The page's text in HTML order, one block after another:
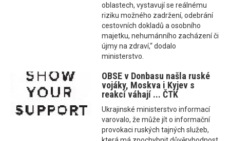
oblastech, vystavují se reálnému
riziku možného zadržení, odebrání
cestovních dokladů a osobního
majetku, nehumánního zacházení či
újmy na zdraví,“ dodalo
ministerstvo.
OBSE v Donbasu našla ruské
vojáky, Moskva i Kyjev s
reakcí váhají ... ČTK
Ukrajinské ministerstvo informací
varovalo, že může jít o informační
provokaci ruských tajných služeb,